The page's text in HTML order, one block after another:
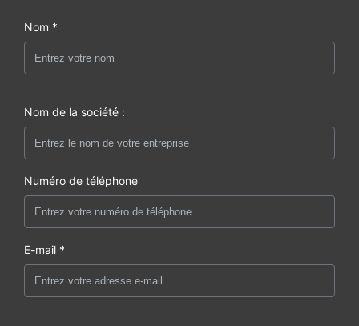
Nom *
Nom de la société :
Numéro de téléphone
E-mail *